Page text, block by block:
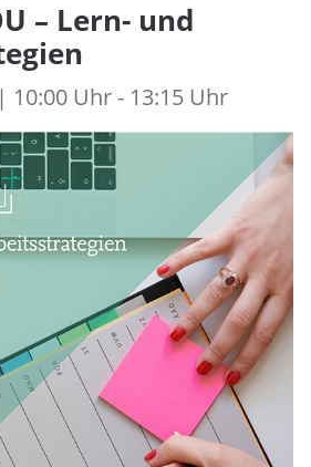
– Lern- und
10:00 Uhr - 13:15 Uhr